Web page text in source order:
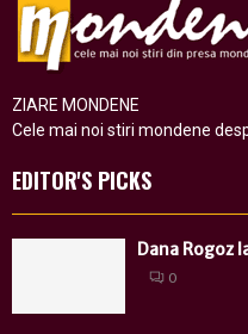
ZIARE MONDENE
Cele mai noi stiri mondene
EDITOR'S PICKS
Dana Rogoz
0